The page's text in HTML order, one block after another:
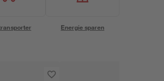
Energie sparen